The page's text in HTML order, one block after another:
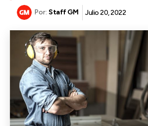
Por: Staff GM Julio 20, 2022